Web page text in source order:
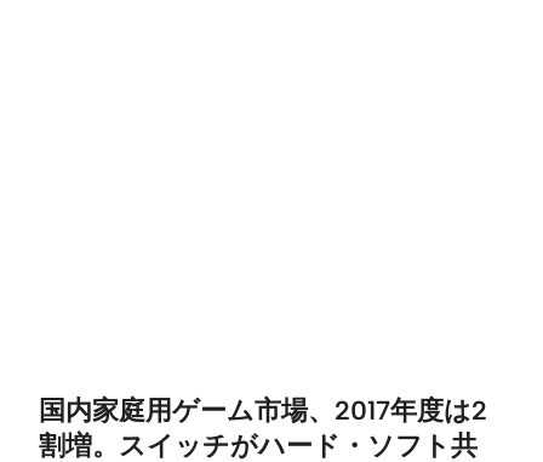
国内家庭用ゲーム市場、2017年度は2
割増。スイッチがハード・ソフト共